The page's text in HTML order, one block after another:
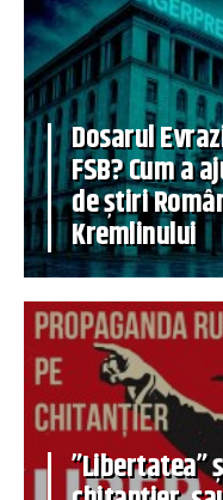
Dosarul
FSB? Cum a
de știri
Kremlinului
”Libertatea”